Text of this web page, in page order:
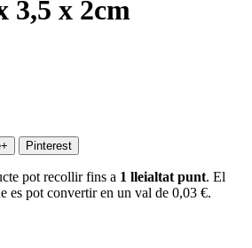
3,5 x 2cm
Pinterest
pot recollir fins a 1 lleialtat punt. El
es pot convertir en un val de 0,03 €.